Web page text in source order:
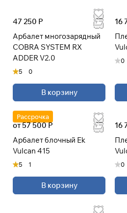
47 250 Р
Арбалет многозарядный
COBRA SYSTEM RX
ADDER V2.0
5 0
В корзину
16
0
Рассрочка
от 57 500 Р
Арбалет блочный Ek
Vulcan 415
5 1
В корзину
16
0